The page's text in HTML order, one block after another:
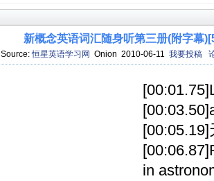
新概念英语词汇随身听第三册(附字幕
Source:恒星英语学习网 Onion 2010-06-11 我要投稿
[00:05.19]
in